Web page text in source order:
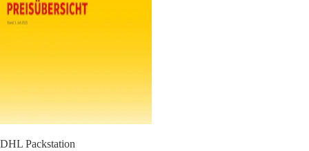
DHL Packstation